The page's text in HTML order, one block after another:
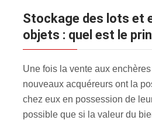
Stockage des lots et expédition des
objets : quel est le
Une fois la vente aux
nouveaux acquéreurs ont la
chez eux en possession de
possible que si la valeur du